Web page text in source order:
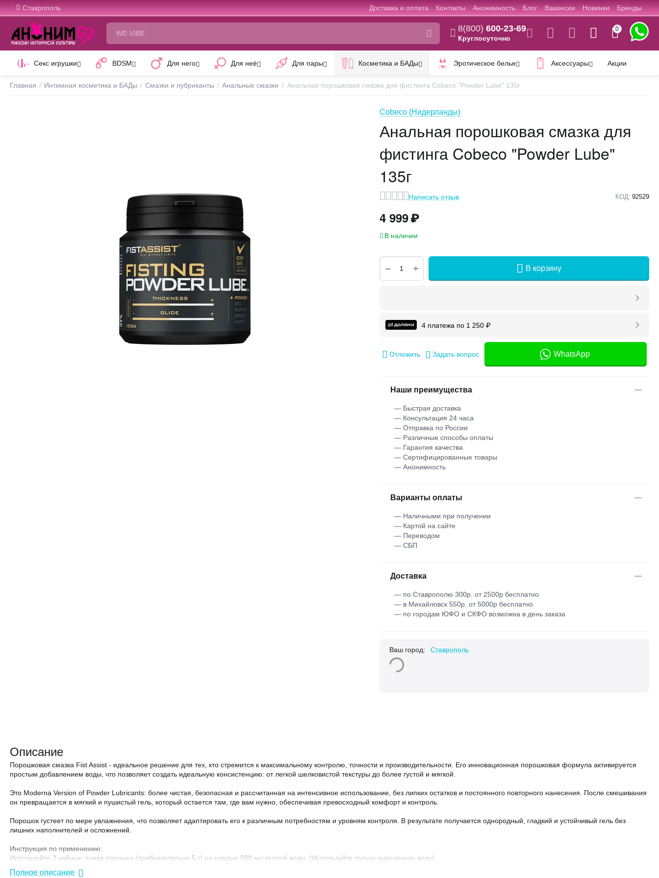
Ставрополь Доставка и оплата Контакты Анонимность Блог Вакансии Новинки Бренды
8(800) 600-23-69
Круглосуточно
0
Секс игрушки BDSM Для него Для неё Для пары Косметика и БАДы Эротическое белье Аксессуары Акции
Главная / Интимная косметика и БАДы / Смазки и лубриканты / Анальные смазки / Анальная порошковая смазка для фистинга Cobeco "Powder Lube" 135г
Cobeco (Нидерланды)
Анальная порошковая смазка для
фистинга Cobeco "Powder Lube"
135г
Написать отзыв КОД: 92529
4 999₽
В наличии
+
− В корзину
4 платежа по 1 250 ₽
Отложить Задать вопрос WhatsApp
Наши преимущества
— Быстрая доставка
— Консультация 24 часа
— Отправка по России
— Различные способы оплаты
— Гарантия качества
— Сертифицированные товары
— Анонимность
Варианты оплаты
— Наличными при получении
— Картой на сайте
— Переводом
— СБП
Доставка
— по Ставрополю 300р. от 2500р бесплатно
— в Михайловск 550р. от 5000р бесплатно
— по городам ЮФО и СКФО возможна в день заказа
Ваш город: Ставрополь
Описание
Порошковая смазка Fist Assist - идеальное решение для тех, кто стремится к максимальному контролю, точности и производительности. Его инновационная порошковая формула активируется
простым добавлением воды, что позволяет создать идеальную консистенцию: от легкой шелковистой текстуры до более густой и мягкой.
Это Moderna Version of Powder Lubricants: более чистая, безопасная и рассчитанная на интенсивное использование, без липких остатков и постоянного повторного нанесения. После смешивания
он превращается в мягкий и пушистый гель, который остается там, где вам нужно, обеспечивая превосходный комфорт и контроль.
Порошок густеет по мере увлажнения, что позволяет адаптировать его к различным потребностям и уровням контроля. В результате получается однородный, гладкий и устойчивый гель без
лишних наполнителей и осложнений.
Инструкция по применению:
Используйте 2 чайные ложки порошка (приблизительно 5 г) на каждые 500 мл теплой воды. (Используйте только очищенную воду)
Полное описание